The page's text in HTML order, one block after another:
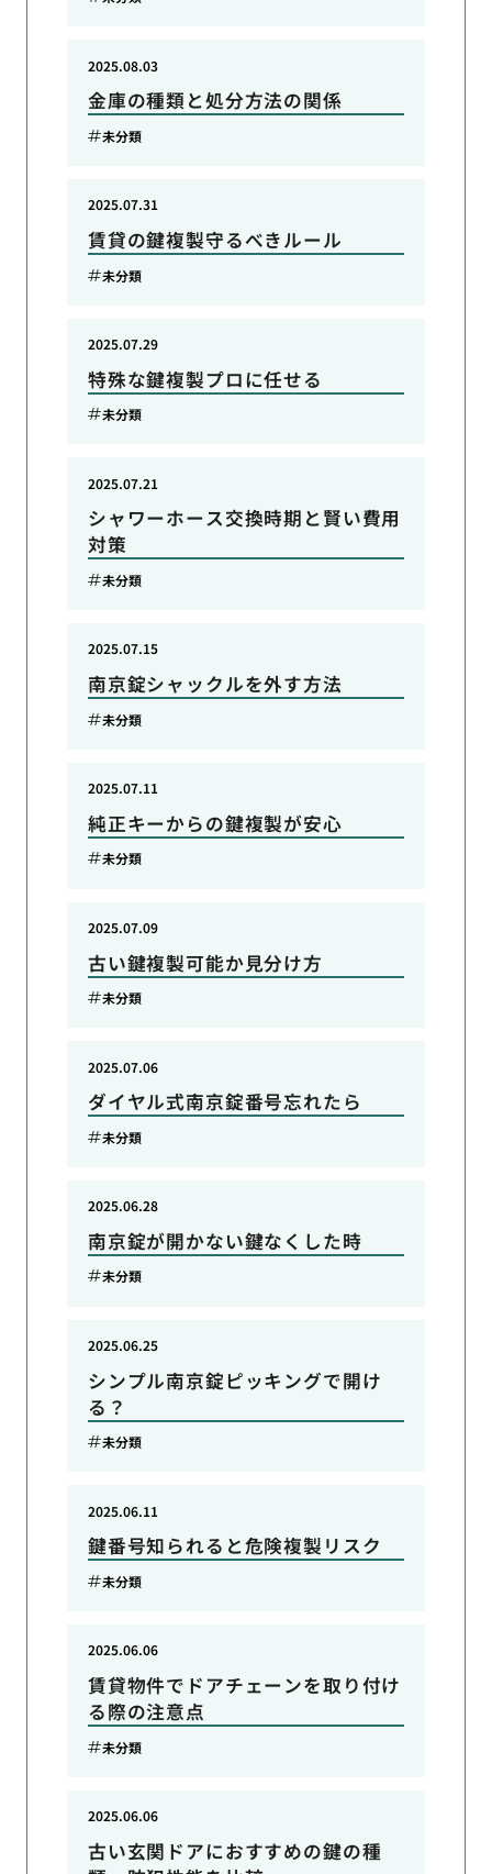
金庫の種類と処分方法の関係
2025.08.03
未分類
賃貸の鍵複製守るべきルール
2025.07.31
未分類
特殊な鍵複製プロに任せる
2025.07.29
未分類
シャワーホース交換時期と賢い費用
対策
2025.07.21
未分類
南京錠シャックルを外す方法
2025.07.15
未分類
純正キーからの鍵複製が安心
2025.07.11
未分類
古い鍵複製可能か見分け方
2025.07.09
未分類
ダイヤル式南京錠番号忘れたら
2025.07.06
未分類
南京錠が開かない鍵なくした時
2025.06.28
未分類
シンプル南京錠ピッキングで開け
る？
2025.06.25
未分類
鍵番号知られると危険複製リスク
2025.06.11
未分類
賃貸物件でドアチェーンを取り付け
る際の注意点
2025.06.06
未分類
古い玄関ドアにおすすめの鍵の種
2025.06.06